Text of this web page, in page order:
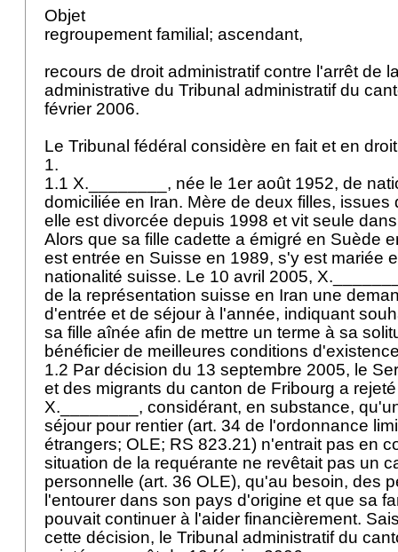
Objet
regroupement familial; ascendant,
recours de droit administratif contre l'arrêt de
administrative du Tribunal administratif du
février 2006.
Le Tribunal fédéral considère en fait et en
1.
1.1 X.________, née le 1er août 1952, de
domiciliée en Iran. Mère de deux filles, issues
elle est divorcée depuis 1998 et vit seule
Alors que sa fille cadette a émigré en Suède
est entrée en Suisse en 1989, s'y est mariée
nationalité suisse. Le 10 avril 2005,
de la représentation suisse en Iran une
d'entrée et de séjour à l'année, indiquant
sa fille aînée afin de mettre un terme à sa
bénéficier de meilleures conditions
1.2 Par décision du 13 septembre 2005, le
et des migrants du canton de Fribourg a
X.________, considérant, en substance,
séjour pour rentier (art. 34 de l'ordonnance
étrangers; OLE; RS 823.21) n'entrait pas en
situation de la requérante ne revêtait pas un
personnelle (art. 36 OLE), qu'au besoin, des
l'entourer dans son pays d'origine et que sa
pouvait continuer à l'aider financièrement.
cette décision, le Tribunal administratif du